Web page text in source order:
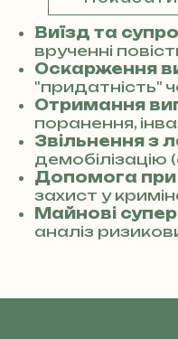
Виїзд та
врученні
Оскарження
"придатність"
Отримання
поранення,
Звільнення з
демобілізацію
Допомога
захист у
Майнові
аналіз